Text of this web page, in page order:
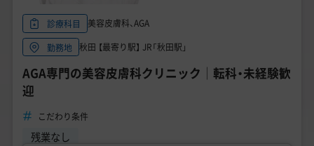
診療科目
美容皮膚科、AGA
勤務地 秋田 【最寄り駅】 JR「秋田駅」
AGA専門の美容皮膚科クリニック│転科・未経験歓
迎
こだわり条件
残業なし